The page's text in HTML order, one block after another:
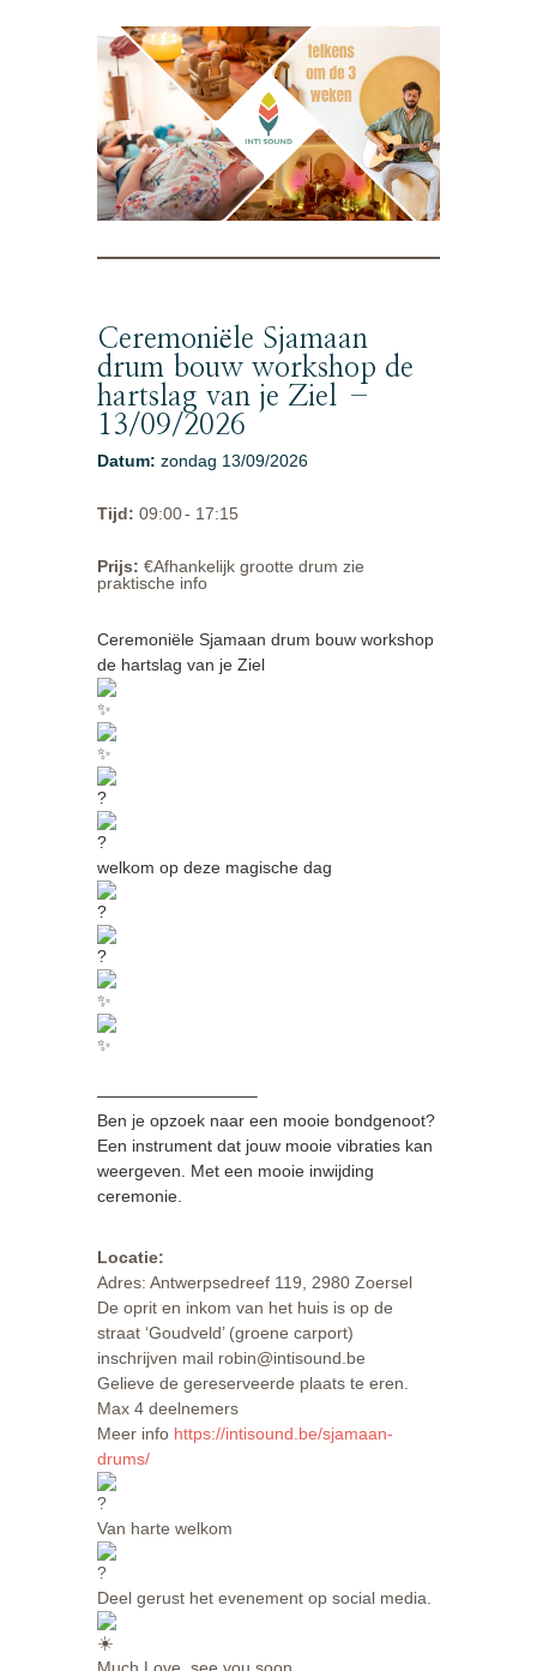
Ceremoniële Sjamaan
drum bouw workshop de
hartslag van je Ziel –
13/09/2026
Datum: zondag 13/09/2026
Tijd: 09:00- 17:15
Prijs: €Afhankelijk grootte drum zie
praktische info
Ceremoniële Sjamaan drum bouw workshop
de hartslag van je Ziel
welkom op deze magische dag
—————————–
Ben je opzoek naar een mooie bondgenoot?
Een instrument dat jouw mooie vibraties kan
weergeven. Met een mooie inwijding
ceremonie.
Locatie:
Adres: Antwerpsedreef 119, 2980 Zoersel
De oprit en inkom van het huis is op de
straat ‘Goudveld’ (groene carport)
inschrijven mail robin@intisound.be
Gelieve de gereserveerde plaats te eren.
Max 4 deelnemers
Meer info https://intisound.be/sjamaan-
drums/
Van harte welkom
Deel gerust het evenement op social media.